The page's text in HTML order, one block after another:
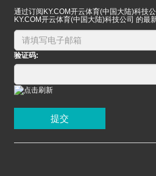
通过订阅KY.COM开云体育(中国大陆)科技
KY.COM开云体育(中国大陆)科技公司 的最
验证码:
提交